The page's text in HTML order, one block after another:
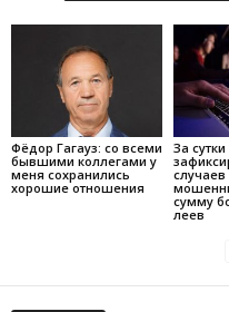
Фёдор Гагауз: со всеми
бывшими коллегами у
меня сохранились
хорошие отношения
За
случаев
сумму
леев